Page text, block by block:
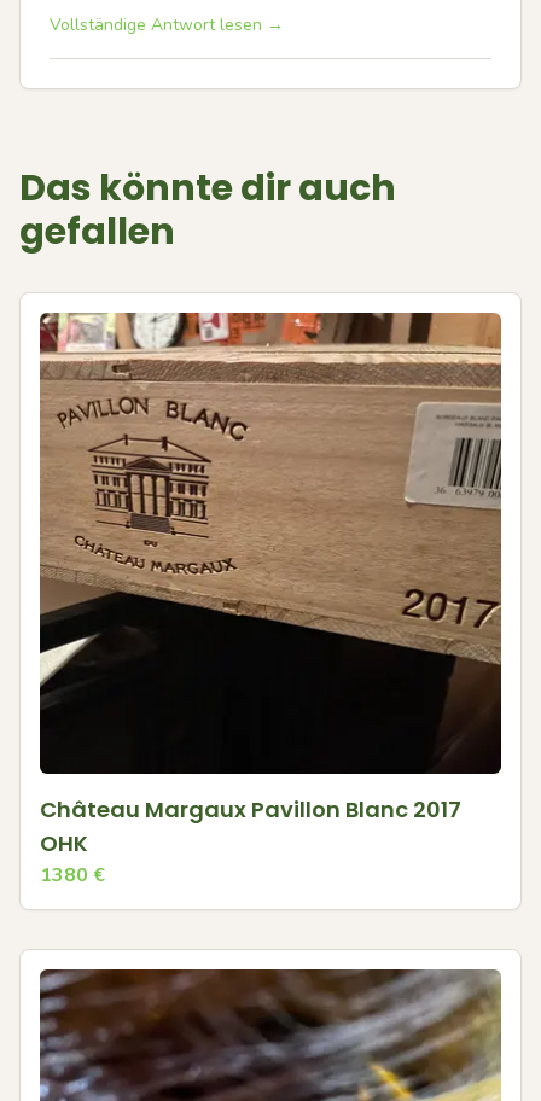
Vollständige Antwort lesen →
Das könnte dir auch
gefallen
Château Margaux Pavillon Blanc 2017
OHK
1380 €